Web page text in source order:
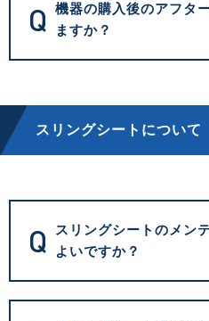
Q 機器の購入後のアフタ
ますか？
スリングシートについて
Q
スリングシートのメン
よいですか？